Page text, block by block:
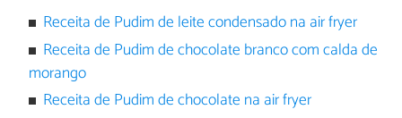
Receita de Pudim de leite condensado na air fryer
Receita de Pudim de chocolate branco com calda de
morango
Receita de Pudim de chocolate na air fryer